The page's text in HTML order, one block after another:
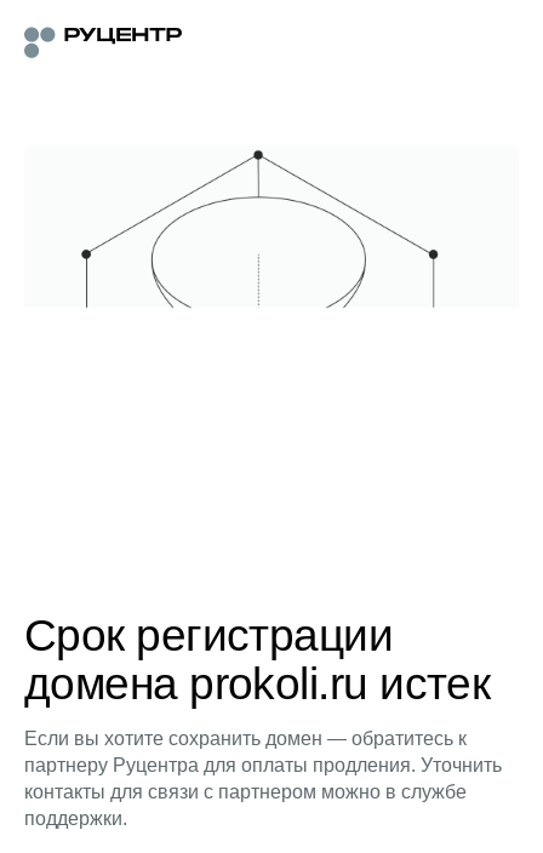
Срок регистрации
домена prokoli.ru истек
Если вы хотите сохранить домен — обратитесь к
партнеру Руцентра для оплаты продления. Уточнить
контакты для связи с партнером можно в службе
поддержки.